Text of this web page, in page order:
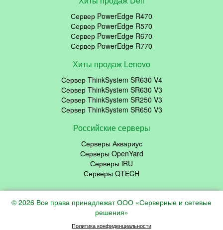
Сервер PowerEdge R470
Сервер PowerEdge R570
Сервер PowerEdge R670
Сервер PowerEdge R770
Хиты продаж Lenovo
Сервер ThinkSystem SR630 V4
Сервер ThinkSystem SR630 V3
Сервер ThinkSystem SR250 V3
Сервер ThinkSystem SR650 V3
Российские серверы
Серверы Аквариус
Серверы OpenYard
Серверы iRU
Серверы QTECH
© 2026 Все права принадлежат ООО «Серверные и сетевые
решения»
Политика конфиденциальности